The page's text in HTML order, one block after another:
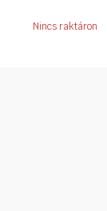
Nincs raktáron